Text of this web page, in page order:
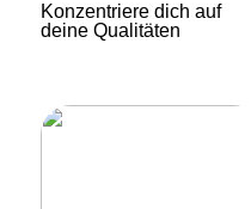
Konzentriere dich auf
deine Qualitäten